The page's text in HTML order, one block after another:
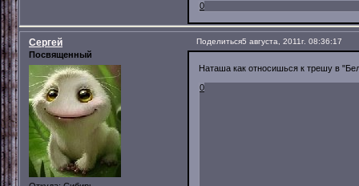
0
Поделиться5 августа, 2011г. 08:36:17
Сергей
Посвященный
Наташа как относишься к трешу в
0